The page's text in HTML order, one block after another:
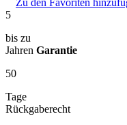
5
bis zu
Jahren Garantie
50
Tage
Rückgaberecht